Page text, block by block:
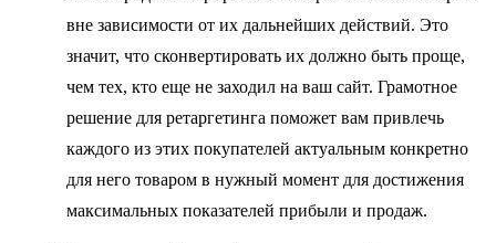
вне зависимости от их дальнейших действий. Это
значит, что сконвертировать их должно быть проще,
чем тех, кто еще не заходил на ваш сайт. Грамотное
решение для ретаргетинга поможет вам привлечь
каждого из этих покупателей актуальным конкретно
для него товаром в нужный момент для достижения
максимальных показателей прибыли и продаж.